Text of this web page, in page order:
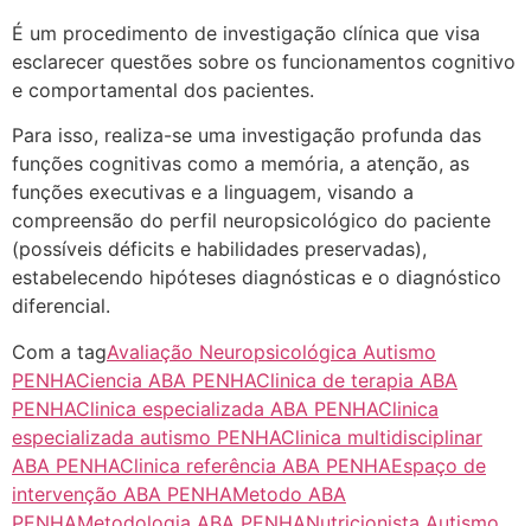
É um procedimento de investigação clínica que visa
esclarecer questões sobre os funcionamentos cognitivo
e comportamental dos pacientes.
Para isso, realiza-se uma investigação profunda das
funções cognitivas como a memória, a atenção, as
funções executivas e a linguagem, visando a
compreensão do perfil neuropsicológico do paciente
(possíveis déficits e habilidades preservadas),
estabelecendo hipóteses diagnósticas e o diagnóstico
diferencial.
Com a tagAvaliação Neuropsicológica Autismo
PENHACiencia ABA PENHAClinica de terapia ABA
PENHAClinica especializada ABA PENHAClinica
especializada autismo PENHAClinica multidisciplinar
ABA PENHAClinica referência ABA PENHAEspaço de
intervenção ABA PENHAMetodo ABA